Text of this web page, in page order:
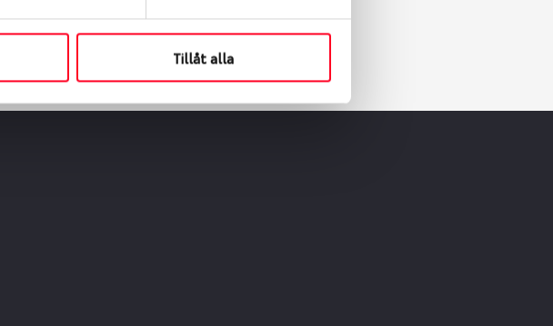
Tillåt alla